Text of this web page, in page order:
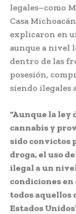
legales–como
Casa
explicaron en
aunque a nivel
dentro de las
posesión,
siendo ilegales
“Aunque la ley
cannabis y
sido convictos
droga, el uso
ilegal a un
condiciones
todos aquellos
Estados